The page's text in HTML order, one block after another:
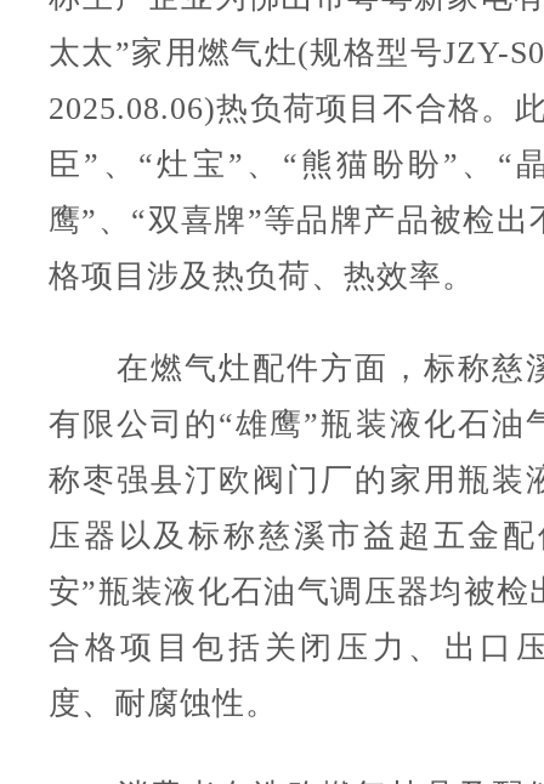
太太”家用燃气灶(规格型号JZY-
2025.08.06)热负荷项目不合格。
臣”、“灶宝”、“熊猫盼盼”、“
鹰”、“双喜牌”等品牌产品被检出
格项目涉及热负荷、热效率。
在燃气灶配件方面，标称慈
有限公司的“雄鹰”瓶装液化石油
称枣强县汀欧阀门厂的家用瓶装
压器以及标称慈溪市益超五金
安”瓶装液化石油气调压器均被检
合格项目包括关闭压力、出口
度、耐腐蚀性。